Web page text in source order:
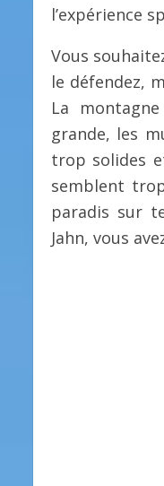
l’expérience
Vous
le défendez,
La
grande, les
trop solides
semblent
paradis sur
Jahn, vous